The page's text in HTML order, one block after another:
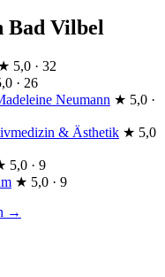
Vilbel
5,0 · 32
· 26
Neumann ★ 5,0 ·
& Ästhetik ★ 5,0
5,0 · 9
★ 5,0 · 9
→